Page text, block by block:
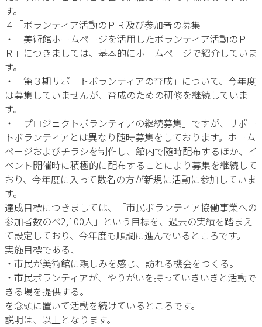
す。
４「ボランティア活動のＰＲ及び参加者の募集」
・「美術館ホームページを活用したボランティア活動のＰ
Ｒ」につきましては、基本的にホームページで紹介していま
す。
・「第３期サポートボランティアの育成」について、今年度
は募集していませんが、育成のための研修を継続していま
す。
・「プロジェクトボランティアの継続募集」ですが、サポー
トボランティアとは異なり随時募集をしております。ホーム
ページおよびチラシを制作し、館内で随時配布するほか、イ
ベント開催時に積極的に配布することにより募集を継続して
おり、今年度に入って数名の方が新規に活動に参加していま
す。
達成目標につきましては、「市民ボランティア協働事業への
参加者数のべ2,100人」という目標を、過去の実績を踏まえ
て設定しており、今年度も順調に進んでいるところです。
実施目標である、
・市民が美術館に親しみを感じ、訪れる機会をつくる。
・市民ボランティアが、やりがいを持っていきいきと活動で
きる場を提供する。
を念頭に置いて活動を続けているところです。
説明は、以上となります。